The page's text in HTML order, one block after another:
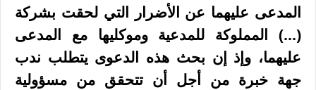
المدعى عليهما عن الأضرار التي لحقت بشركة
(...) المملوكة للمدعية وموكليها مع المدعی
عليهما، وإذ إن بحث هذه الدعوى يتطلب ندب
جهة خبرة من أجل أن تتحقق من مسؤولية